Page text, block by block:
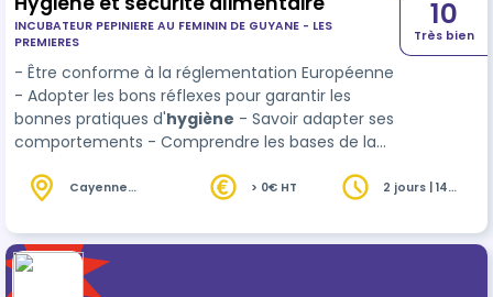
INCUBATEUR PEPINIERE AU FEMININ DE GUYANE - LES
PREMIERES
- Être conforme à la réglementation Européenne
- Adopter les bons réflexes pour garantir les
bonnes pratiques d'hygiène - Savoir adapter ses
comportements - Comprendre les bases de la
problème (non-conformité, réclamation)
10
Très bien
Cayenne
> 0€ HT
2 jours | 14